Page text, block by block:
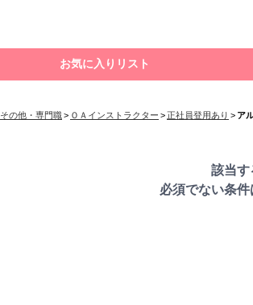
お気に入りリスト
その他・専門職 > ＯＡインストラクター >正社員登用あり > ア
該当す
必須でない条件